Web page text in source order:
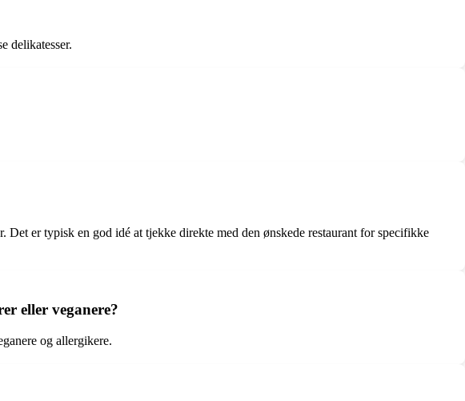
delikatesser.
er typisk en god idé at tjekke direkte med den ønskede restaurant for specifikke
eller veganere?
og allergikere.